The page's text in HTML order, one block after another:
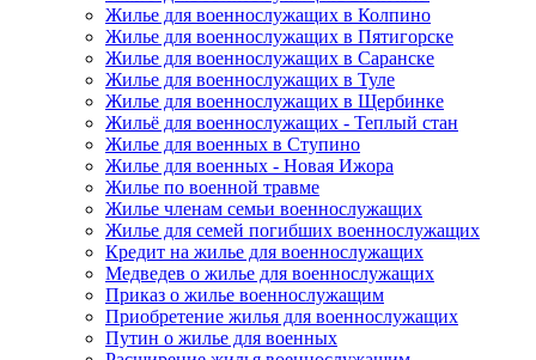
Жилье для военнослужащих в Колпино
Жилье для военнослужащих в Пятигорске
Жилье для военнослужащих в Саранске
Жилье для военнослужащих в Туле
Жилье для военнослужащих в Щербинке
Жильё для военнослужащих - Теплый стан
Жилье для военных в Ступино
Жилье для военных - Новая Ижора
Жилье по военной травме
Жилье членам семьи военнослужащих
Жилье для семей погибших военнослужащих
Кредит на жилье для военнослужащих
Медведев о жилье для военнослужащих
Приказ о жилье военнослужащим
Приобретение жилья для военнослужащих
Путин о жилье для военных